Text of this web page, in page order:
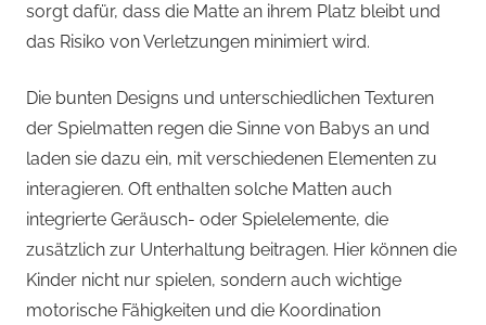
sorgt dafür, dass die Matte an ihrem Platz bleibt und
das Risiko von Verletzungen minimiert wird.
Die bunten Designs und unterschiedlichen Texturen
der Spielmatten regen die Sinne von Babys an und
laden sie dazu ein, mit verschiedenen Elementen zu
interagieren. Oft enthalten solche Matten auch
integrierte Geräusch- oder Spielelemente, die
zusätzlich zur Unterhaltung beitragen. Hier können die
Kinder nicht nur spielen, sondern auch wichtige
motorische Fähigkeiten und die Koordination